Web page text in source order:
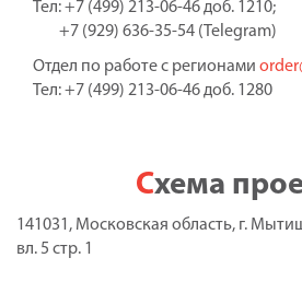
Тел: +7 (499) 213-06-46 доб. 1210;
+7 (929) 636-35-54 (Telegram)
Отдел по работе с регионами
Тел: +7 (499) 213-06-46 доб. 1280
Схема
141031, Московская область, г.
вл. 5 стр. 1